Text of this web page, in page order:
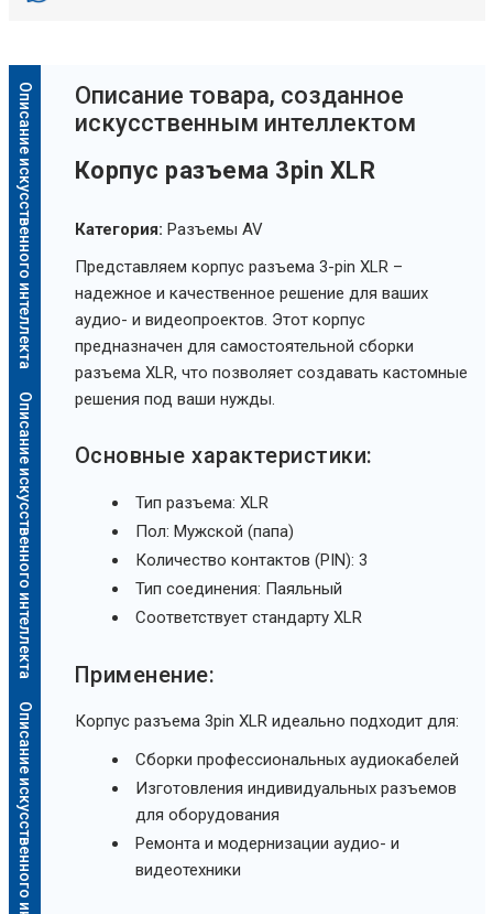
Описание искусственного интеллекта
Описание искусственного интеллекта
Описание искусственного интеллекта
Oписание товара, созданное
искусственным интеллектом
Корпус разъема 3pin XLR
Категория: Разъемы AV
Представляем корпус разъема 3-pin XLR –
надежное и качественное решение для ваших
аудио- и видеопроектов. Этот корпус
предназначен для самостоятельной сборки
разъема XLR, что позволяет создавать кастомные
решения под ваши нужды.
Основные характеристики:
Тип разъема: XLR
Пол: Мужской (папа)
Количество контактов (PIN): 3
Тип соединения: Паяльный
Соответствует стандарту XLR
Применение:
Корпус разъема 3pin XLR идеально подходит для:
Сборки профессиональных аудиокабелей
Изготовления индивидуальных разъемов
для оборудования
Ремонта и модернизации аудио- и
видеотехники